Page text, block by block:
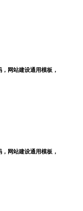
网站建设通用模板，
网站建设通用模板，